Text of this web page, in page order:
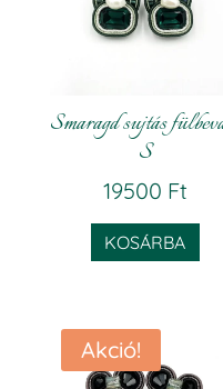
Smaragd sujtás
S
19500 Ft
KOSÁRBA
Akció!